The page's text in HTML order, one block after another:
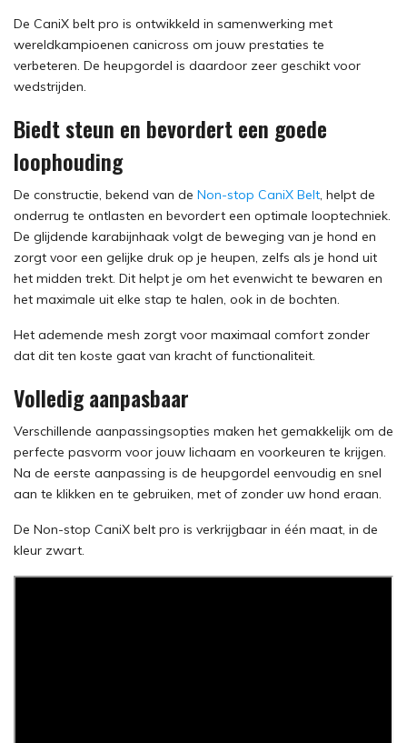
De CaniX belt pro is ontwikkeld in samenwerking met
wereldkampioenen canicross om jouw prestaties te
verbeteren. De heupgordel is daardoor zeer geschikt voor
wedstrijden.
Biedt steun en bevordert een goede
loophouding
De constructie, bekend van de Non-stop CaniX Belt, helpt de
onderrug te ontlasten en bevordert een optimale looptechniek.
De glijdende karabijnhaak volgt de beweging van je hond en
zorgt voor een gelijke druk op je heupen, zelfs als je hond uit
het midden trekt. Dit helpt je om het evenwicht te bewaren en
het maximale uit elke stap te halen, ook in de bochten.
Het ademende mesh zorgt voor maximaal comfort zonder
dat dit ten koste gaat van kracht of functionaliteit.
Volledig aanpasbaar
Verschillende aanpassingsopties maken het gemakkelijk om de
perfecte pasvorm voor jouw lichaam en voorkeuren te krijgen.
Na de eerste aanpassing is de heupgordel eenvoudig en snel
aan te klikken en te gebruiken, met of zonder uw hond eraan.
De Non-stop CaniX belt pro is verkrijgbaar in één maat, in de
kleur zwart.